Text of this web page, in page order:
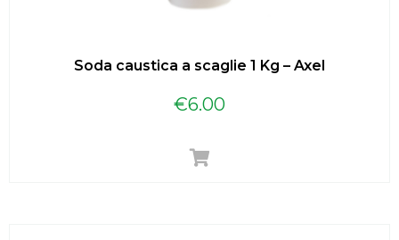
Soda caustica a scaglie 1 Kg – Axel
€6.00